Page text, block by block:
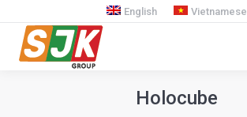
English Vietnamese
Holocube